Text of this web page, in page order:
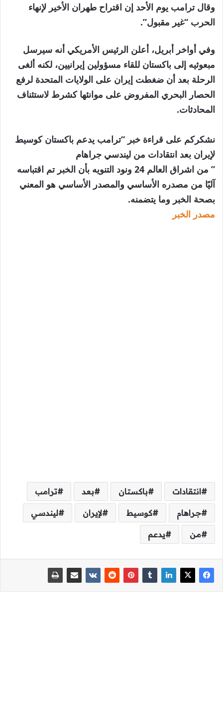
وقال ترامب يوم الأحد إن اقتراح طهران الأخير لإنهاء
الحرب “غير مقبول”.
وفي أواخر أبريل، أعلن الرئيس الأمريكي أنه سيرسل
مبعوثيه إلى باكستان للقاء مسؤولين إيرانيين، لكنه ألغى
الرحلة بعد أن ضغطت إيران على الولايات المتحدة لرفع
الحصار البحري المفروض على موانئها كشرط لاستئناف
المحادثات.
نشكركم على قراءة خبر “ترامب يدعم باكستان كوسيط
لإيران بعد انتقادات من ليندسي جراهام
” من اشراق العالم 24 ونود التنويه بأن الخبر تم اقتباسه
آليًا من مصدره الأساسي والمصدر الأساسي هو المعني
بصحة الخبر وما يتضمنه.
مصدر الخبر
انتقادات باكستان بعد ترامب
جراهام كوسيط لإيران ليندسي
من يدعم